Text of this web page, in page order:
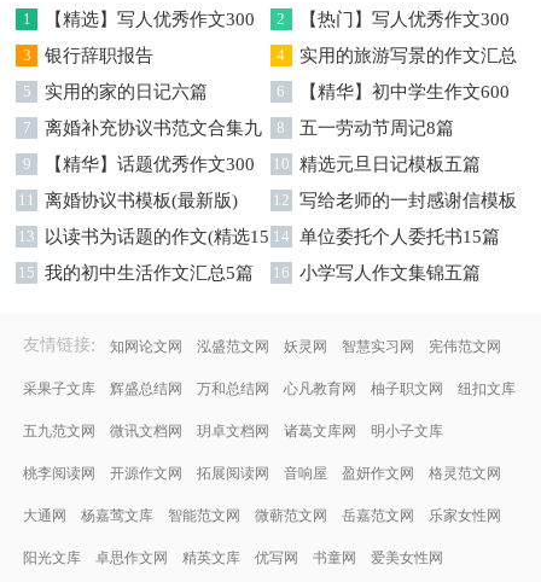
1
【精选】写人优秀作文300
字集锦八篇
2
【热门】写人优秀作文300
字汇总8篇
3 银行辞职报告 4
实用的旅游写景的作文汇总
九篇
5 实用的家的日记六篇 6
【精华】初中学生作文600
字集合十篇
7
离婚补充协议书范文合集九
篇
8 五一劳动节周记8篇
9
【精华】话题优秀作文300
字集合9篇
10 精选元旦日记模板五篇
11 离婚协议书模板(最新版) 12 写给老师的一封感谢信模板
汇编9篇
13
以读书为话题的作文(精选15
篇)
14 单位委托个人委托书15篇
15 我的初中生活作文汇总5篇 16 小学写人作文集锦五篇
友情链接: 知网论文网 泓盛范文网 妖灵网 智慧实习网 宪伟范文网
采果子文库 辉盛总结网 万和总结网 心凡教育网 柚子职文网 纽扣文库
五九范文网 微讯文档网 玥卓文档网 诸葛文库网 明小子文库
桃李阅读网 开源作文网 拓展阅读网 音响屋 盈妍作文网 格灵范文网
大通网 杨嘉莺文库 智能范文网 微蕲范文网 岳嘉范文网 乐家女性网
阳光文库 卓思作文网 精英文库 优写网 书童网 爱美女性网